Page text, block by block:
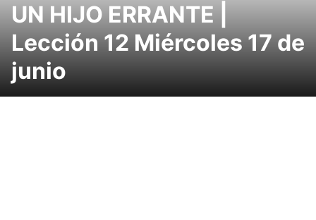
UN HIJO ERRANTE |
Lección 12 Miércoles 17 de
junio